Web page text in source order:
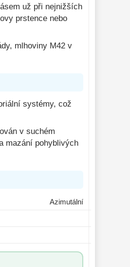
už při nejnižších
prstence nebo
mlhoviny M42 v
systémy, což
v suchém
mazání pohyblivých
Azimutální